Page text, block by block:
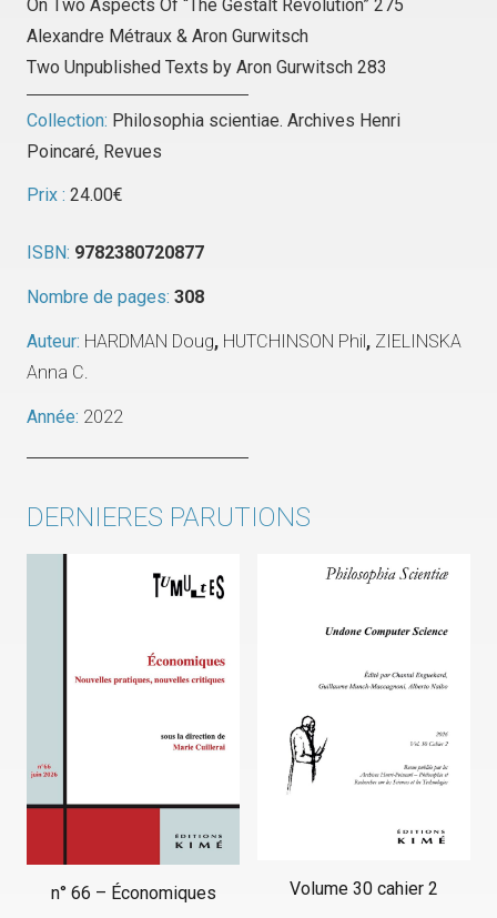
On Two Aspects Of “The Gestalt Revolution” 275
Alexandre Métraux & Aron Gurwitsch
Two Unpublished Texts by Aron Gurwitsch 283
Collection: Philosophia scientiae. Archives Henri
Poincaré, Revues
Prix : 24.00€
ISBN: 9782380720877
Nombre de pages: 308
Auteur: HARDMAN Doug, HUTCHINSON Phil, ZIELINSKA
Anna C.
Année: 2022
DERNIERES PARUTIONS
n° 66 – Économiques Volume 30 cahier 2